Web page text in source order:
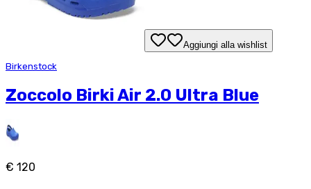
Aggiungi alla wishlist
Birkenstock
Zoccolo Birki Air 2.0 Ultra Blue
€ 120